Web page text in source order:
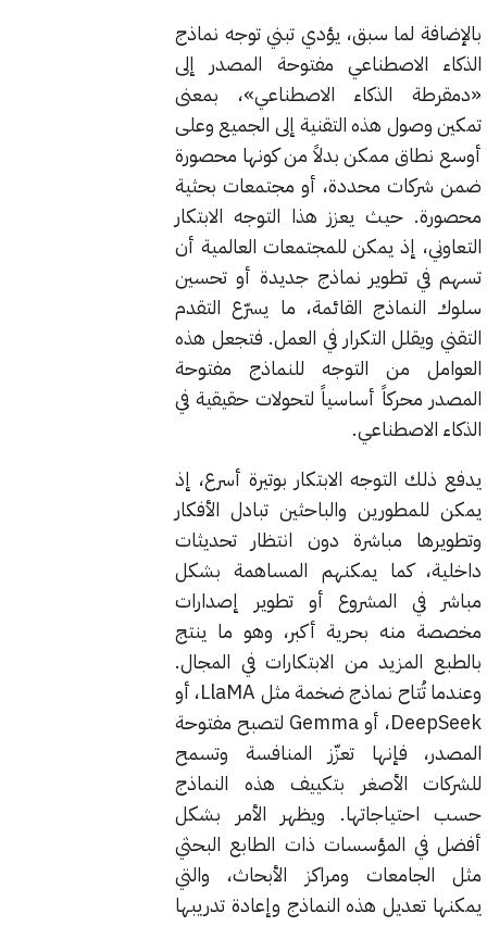
بالإضافة لما سبق، يؤدي تبني توجه نماذج
الذكاء الاصطناعي مفتوحة المصدر إلى
«دمقرطة الذكاء الاصطناعي»، بمعنى
تمكين وصول هذه التقنية إلى الجميع وعلى
أوسع نطاق ممكن بدلاً من كونها محصورة
ضمن شركات محددة، أو مجتمعات بحثية
محصورة. حيث يعزز هذا التوجه الابتكار
التعاوني، إذ يمكن للمجتمعات العالمية أن
تسهم في تطوير نماذج جديدة أو تحسين
سلوك النماذج القائمة، ما يسرّع التقدم
التقني ويقلل التكرار في العمل. فتجعل هذه
العوامل من التوجه للنماذج مفتوحة
المصدر محركاً أساسياً لتحولات حقيقية في
الذكاء الاصطناعي.
يدفع ذلك التوجه الابتكار بوتيرة أسرع، إذ
يمكن للمطورين والباحثين تبادل الأفكار
وتطويرها مباشرة دون انتظار تحديثات
داخلية، كما يمكنهم المساهمة بشكل
مباشر في المشروع أو تطوير إصدارات
مخصصة منه بحرية أكبر، وهو ما ينتج
بالطبع المزيد من الابتكارات في المجال.
وعندما تُتاح نماذج ضخمة مثل LlaMA، أو
DeepSeek، أو Gemma لتصبح مفتوحة
المصدر، فإنها تعزّز المنافسة وتسمح
للشركات الأصغر بتكييف هذه النماذج
حسب احتياجاتها. ويظهر الأمر بشكل
أفضل في المؤسسات ذات الطابع البحثي
مثل الجامعات ومراكز الأبحاث، والتي
يمكنها تعديل هذه النماذج وإعادة تدريبها